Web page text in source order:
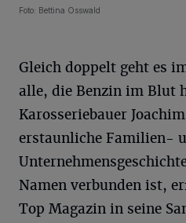
Foto: Bettina Osswald
Gleich doppelt geht es
alle, die Benzin im Blut
Karosseriebauer
erstaunliche Familien-
Namen verbunden ist,
Top Magazin in seine